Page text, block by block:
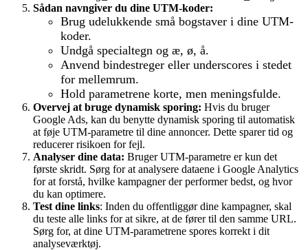
Sådan navngiver du dine UTM-koder:
Brug udelukkende små bogstaver i dine UTM-
koder.
Undgå specialtegn og æ, ø, å.
Anvend bindestreger eller underscores i stedet
for mellemrum.
Hold parametrene korte, men meningsfulde.
Overvej at bruge dynamisk sporing: Hvis du bruger
Google Ads, kan du benytte dynamisk sporing til automatisk
at føje UTM-parametre til dine annoncer. Dette sparer tid og
reducerer risikoen for fejl.
Analyser dine data: Bruger UTM-parametre er kun det
første skridt. Sørg for at analysere dataene i Google Analytics
for at forstå, hvilke kampagner der performer bedst, og hvor
du kan optimere.
Test dine links: Inden du offentliggør dine kampagner, skal
du teste alle links for at sikre, at de fører til den samme URL.
Sørg for, at dine UTM-parametrene spores korrekt i dit
analyseværktøj.